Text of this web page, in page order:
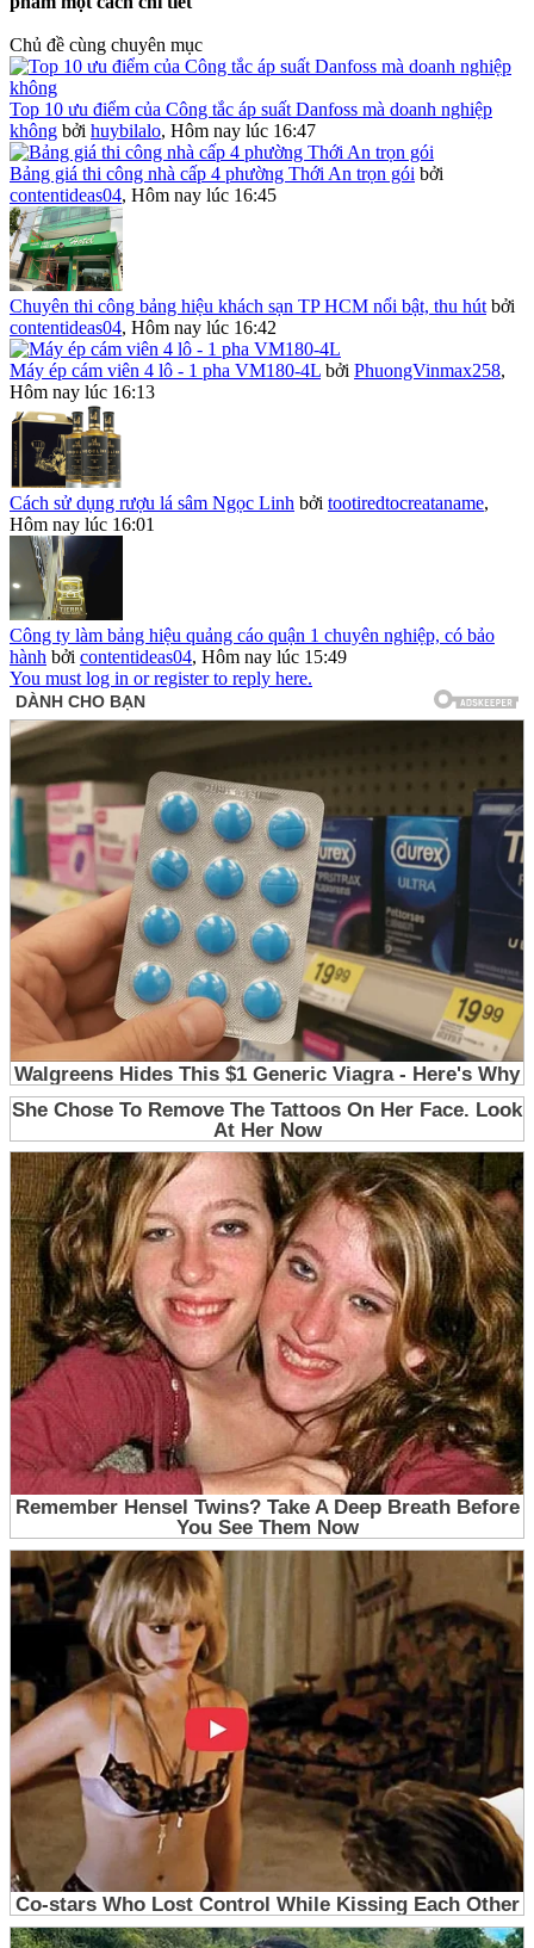
Chủ đề cùng chuyên mục
Top 10 ưu điểm của Công tắc áp suất Danfoss mà doanh nghiệp
không bởi huybilalo, Hôm nay lúc 16:47
Bảng giá thi công nhà cấp 4 phường Thới An trọn gói bởi
contentideas04, Hôm nay lúc 16:45
Chuyên thi công bảng hiệu khách sạn TP HCM nổi bật, thu hút bởi
contentideas04, Hôm nay lúc 16:42
Máy ép cám viên 4 lô - 1 pha VM180-4L bởi PhuongVinmax258,
Hôm nay lúc 16:13
Cách sử dụng rượu lá sâm Ngọc Linh bởi tootiredtocreataname,
Hôm nay lúc 16:01
Công ty làm bảng hiệu quảng cáo quận 1 chuyên nghiệp, có bảo
hành bởi contentideas04, Hôm nay lúc 15:49
You must log in or register to reply here.